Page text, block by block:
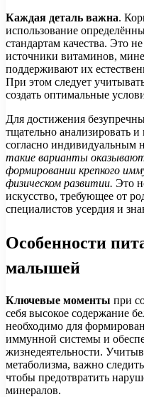
Каждая деталь важна.
использование
стандартам качества. Это
источники витаминов,
поддерживают их
При этом следует
создать оптимальные
Для достижения
тщательно анализировать
согласно
такие варианты
формировании крепкого
физическом развитии. Это
искусство, требующее от
специалистов усердия и
Особенности
малышей
Ключевые моменты при
себя высокое содержание
необходимо для
иммунной системы и
жизнедеятельности.
метаболизма, важно
чтобы предотвратить
минералов.